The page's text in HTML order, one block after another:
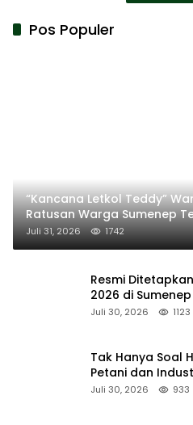
Pos Populer
“Kancana Letkol Teddy”
Ratusan Warga Sumenep
Juli 31, 2026 1742
Resmi
2026 di
Persen
Juli 30, 2026 1123
Tak Hanya Soal
Petani dan
Juli 30, 2026 933